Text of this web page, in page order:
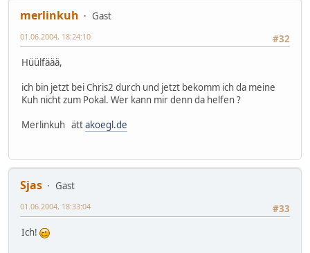
merlinkuh
Gast
#32
01.06.2004, 18:24:10
Hüülfäää,
ich bin jetzt bei Chris2 durch und jetzt bekomm ich da meine
Kuh nicht zum Pokal. Wer kann mir denn da helfen ?
Merlinkuh ättakoegl.de
Sjas
Gast
#33
01.06.2004, 18:33:04
Ich!